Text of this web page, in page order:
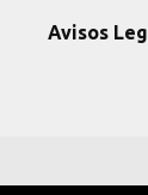
Avisos